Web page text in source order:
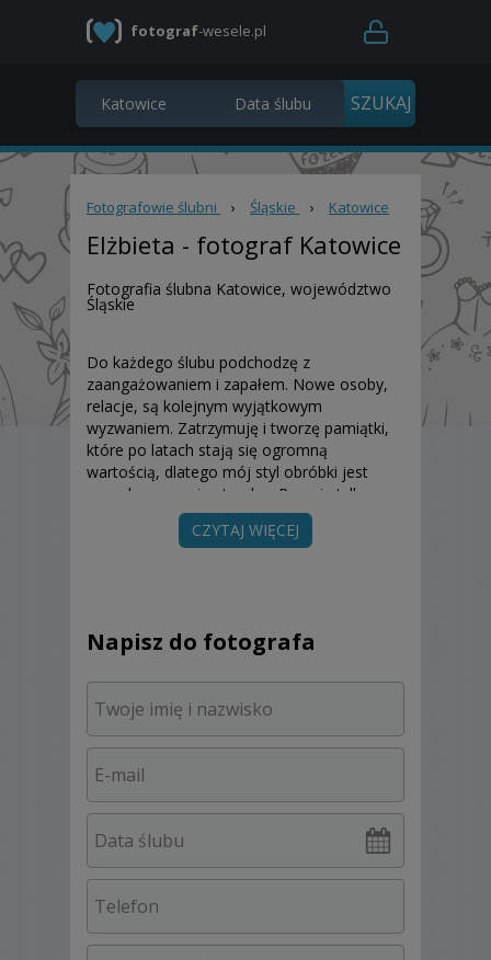
fotograf-wesele.pl
Fotografowie ślubni › Śląskie › Katowice
Elżbieta - fotograf Katowice
Fotografia ślubna Katowice, województwo
Śląskie
Do każdego ślubu podchodzę z
zaangażowaniem i zapałem. Nowe osoby,
relacje, są kolejnym wyjątkowym
wyzwaniem. Zatrzymuję i tworzę pamiątki,
które po latach stają się ogromną
wartością, dlatego mój styl obróbki jest
ponadczasowy i naturalny. Pracuję tylko na
profesjonalnym sprzęcie.
Jeśli podobają Ci się moje prace zapraszam
CZYTAJ WIĘCEJ
Napisz do fotografa